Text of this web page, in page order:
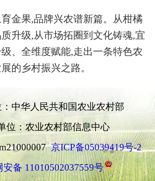
果,品牌兴农谱新篇。从柑橘
升级,从市场拓圈到文化铸魂,宜
、全维度赋能,走出一条特色农
的乡村振兴之路。
中华人民共和国农业农村部
位：农业农村部信息中心
京ICP备05039419号-2
安备 11010502037559号